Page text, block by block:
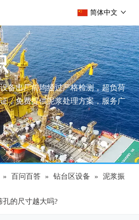
简体中文
备出厂前均经过严格检测，超负荷
，免费提供泥浆处理方案，服务广
» 百问百答 » 钻台区设备 » 泥浆振
的尺寸越大吗?